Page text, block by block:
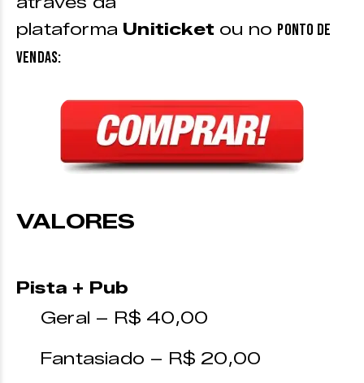
plataforma Uniticket ou no ponto de
vendas:
VALORES
Pista + Pub
Geral – R$ 40,00
Fantasiado – R$ 20,00